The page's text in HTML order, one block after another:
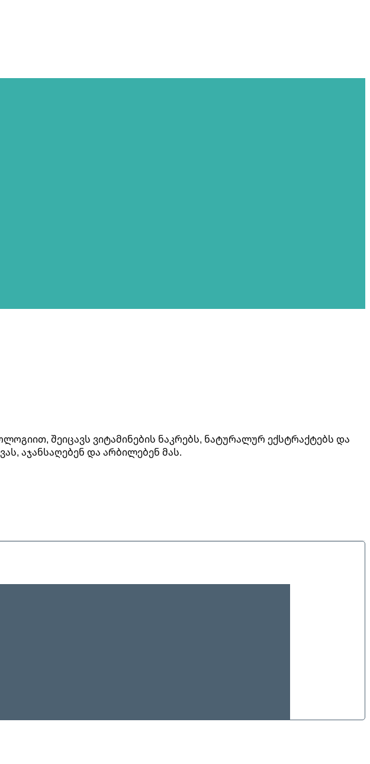
შეიცავს ვიტამინების ნაკრებს, ნატურალურ ექსტრაქტებს და
აჯანსაღებენ და არბილებენ მას.